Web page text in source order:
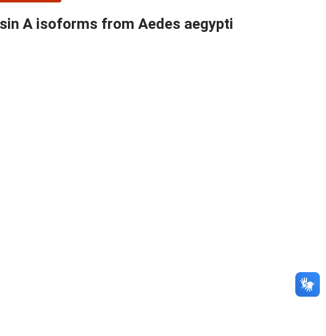
A isoforms from Aedes aegypti